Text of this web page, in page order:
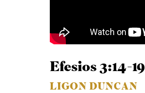
Efesios 3:14-19
LIGON DUNCAN